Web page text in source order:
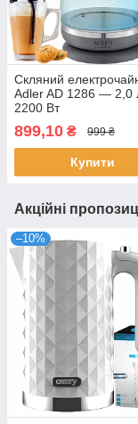
Скляний
Adler AD 1286 — 2,0
2200 Вт
899,10 ₴ 999 ₴
Купити
Акційні
–10%